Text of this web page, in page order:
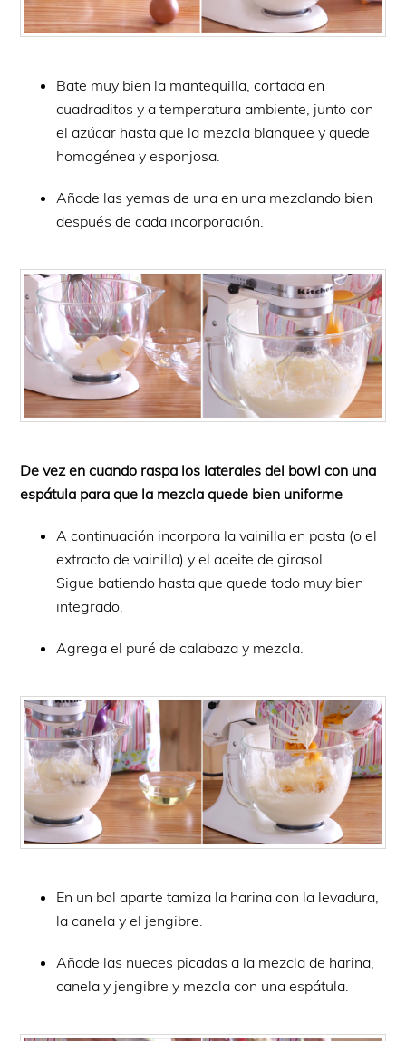
Bate muy bien la mantequilla, cortada en
cuadraditos y a temperatura ambiente, junto con
el azúcar hasta que la mezcla blanquee y quede
homogénea y esponjosa.
Añade las yemas de una en una mezclando bien
después de cada incorporación.
De vez en cuando raspa los laterales del bowl con una
espátula para que la mezcla quede bien uniforme
A continuación incorpora la vainilla en pasta (o el
extracto de vainilla) y el aceite de girasol.
Sigue batiendo hasta que quede todo muy bien
integrado.
Agrega el puré de calabaza y mezcla.
En un bol aparte tamiza la harina con la levadura,
la canela y el jengibre.
Añade las nueces picadas a la mezcla de harina,
canela y jengibre y mezcla con una espátula.